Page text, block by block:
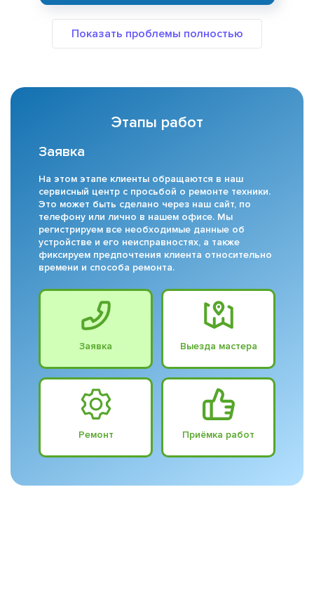
Этапы работ
Заявка
На этом этапе клиенты обращаются в наш
сервисный центр с просьбой о ремонте техники.
Это может быть сделано через наш сайт, по
телефону или лично в нашем офисе. Мы
регистрируем все необходимые данные об
устройстве и его неисправностях, а также
фиксируем предпочтения клиента относительно
времени и способа ремонта.
Заявка Выезда мастера
Ремонт Приёмка работ